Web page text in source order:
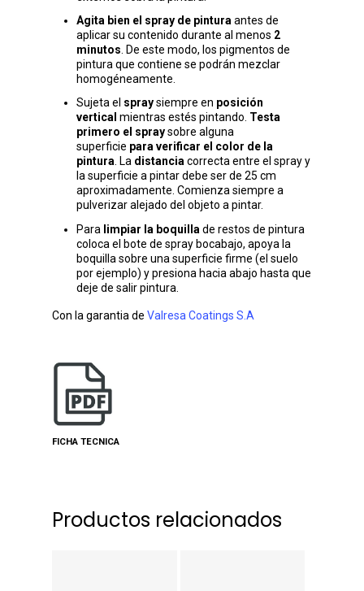
Agita bien el spray de pinturaantes de
aplicar su contenido durante al menos 2
minutos. De este modo, los pigmentos de
pintura que contiene se podrán mezclar
homogéneamente.
Sujeta el spraysiempre en posición
vertical mientras estés pintando. Testa
primero el spraysobre alguna
superficie para verificar el color de la
pintura. La distanciacorrecta entre el spray y
la superficie a pintar debe ser de 25 cm
aproximadamente. Comienza siempre a
pulverizar alejado del objeto a pintar.
Para limpiar la boquilla de restos de pintura
coloca el bote de spray bocabajo, apoya la
boquilla sobre una superficie firme (el suelo
por ejemplo) y presiona hacia abajo hasta que
deje de salir pintura.
Con la garantia de Valresa Coatings S.A
FICHA TECNICA
Productos relacionados